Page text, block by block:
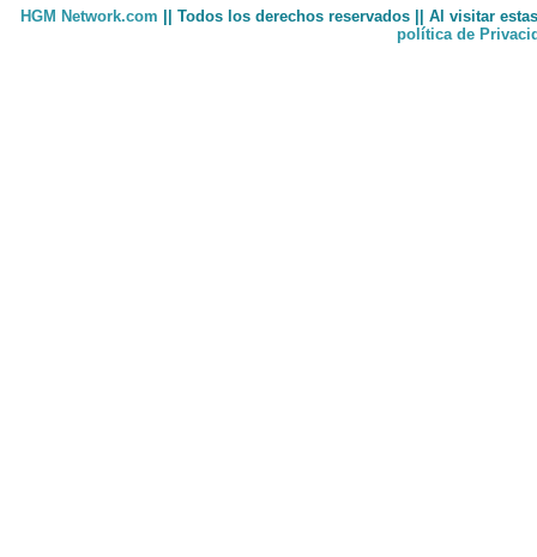
HGM Network.com || Todos los derechos reservados || Al visitar
política de